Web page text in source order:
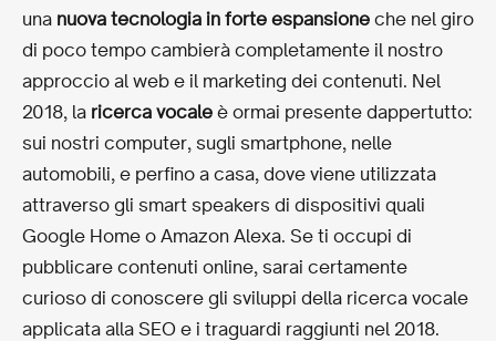
una nuova tecnologia in forte espansione che nel giro
di poco tempo cambierà completamente il nostro
approccio al web e il marketing dei contenuti. Nel
2018, la ricerca vocale è ormai presente dappertutto:
sui nostri computer, sugli smartphone, nelle
automobili, e perfino a casa, dove viene utilizzata
attraverso gli smart speakers di dispositivi quali
Google Home o Amazon Alexa. Se ti occupi di
pubblicare contenuti online, sarai certamente
curioso di conoscere gli sviluppi della ricerca vocale
applicata alla SEO e i traguardi raggiunti nel 2018.